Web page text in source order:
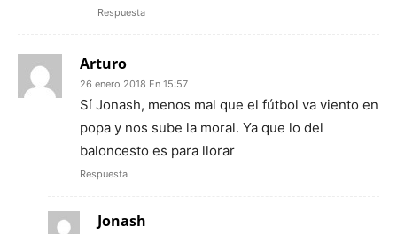
Respuesta
Arturo
26 enero 2018 En 15:57
Sí Jonash, menos mal que el fútbol va viento en
popa y nos sube la moral. Ya que lo del
baloncesto es para llorar
Respuesta
Jonash